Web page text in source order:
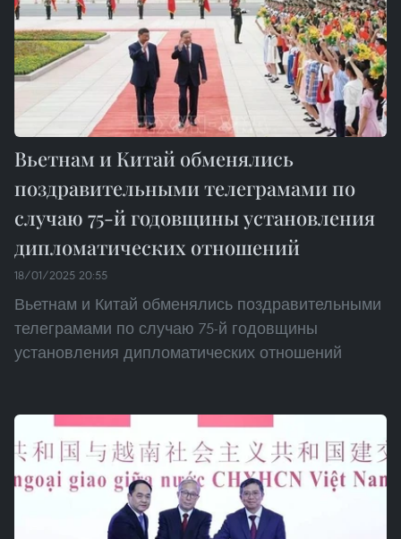
Вьетнам и Китай обменялись
поздравительными телеграмами по
случаю 75-й годовщины установления
дипломатических отношений
18/01/2025 20:55
Вьетнам и Китай обменялись поздравительными
телеграмами по случаю 75-й годовщины
установления дипломатических отношений